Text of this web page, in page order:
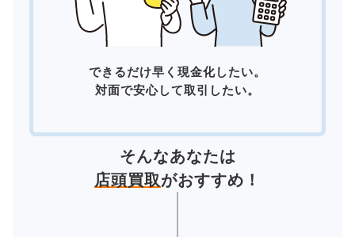
できるだけ早く現金化したい。
対面で安心して取引したい。
そんなあなたは
店頭買取がおすすめ！